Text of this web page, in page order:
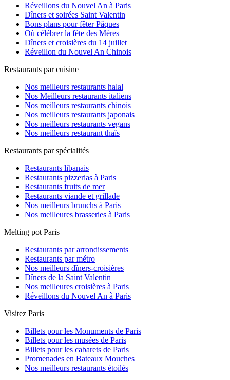
Réveillons du Nouvel An à Paris
Dîners et soirées Saint Valentin
Bons plans pour fêter Pâques
Où célébrer la fête des Mères
Dîners et croisières du 14 juillet
Réveillon du Nouvel An Chinois
Restaurants par cuisine
Nos meilleurs restaurants halal
Nos Meilleurs restaurants italiens
Nos meilleurs restaurants chinois
Nos meilleurs restaurants japonais
Nos meilleurs restaurants vegans
Nos meilleurs restaurant thaïs
Restaurants par spécialités
Restaurants libanais
Restaurants pizzerias à Paris
Restaurants fruits de mer
Restaurants viande et grillade
Nos meilleurs brunchs à Paris
Nos meilleures brasseries à Paris
Melting pot Paris
Restaurants par arrondissements
Restaurants par métro
Nos meilleurs dîners-croisières
Dîners de la Saint Valentin
Nos meilleures croisières à Paris
Réveillons du Nouvel An à Paris
Visitez Paris
Billets pour les Monuments de Paris
Billets pour les musées de Paris
Billets pour les cabarets de Paris
Promenades en Bateaux Mouches
Nos meilleurs restaurants étoilés